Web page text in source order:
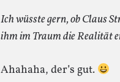
Ich wüsste gern, ob Claus
ihm im Traum die Realität
Ahahaha, der’s gut.